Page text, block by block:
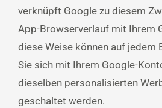
verknüpft Google zu diesem
App-Browserverlauf mit Ihrem
diese Weise können auf jedem
Sie sich mit Ihrem Google-
dieselben personalisierten
geschaltet werden.